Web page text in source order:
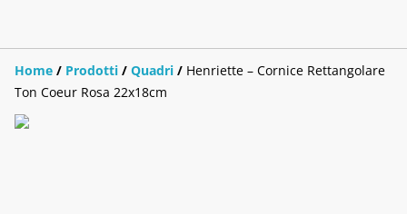
Home / Prodotti / Quadri / Henriette – Cornice Rettangolare
Ton Coeur Rosa 22x18cm